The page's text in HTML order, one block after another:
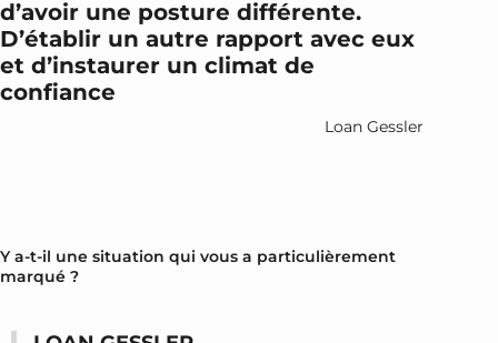
d’avoir une posture différente.
D’établir un autre rapport avec eux
et d’instaurer un climat de
confiance
Loan Gessler
Y a-t-il une situation qui vous a particulièrement
marqué ?